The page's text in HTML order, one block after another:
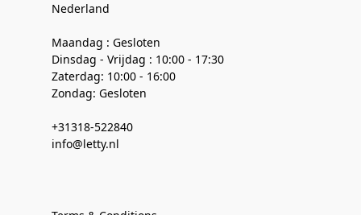
Nederland
Maandag : Gesloten
Dinsdag - Vrijdag : 10:00 - 17:30
Zaterdag: 10:00 - 16:00
Zondag: Gesloten
+31318-522840
info@letty.nl